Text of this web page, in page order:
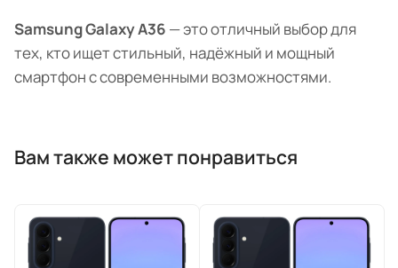
Samsung Galaxy A36 — это отличный выбор для
тех, кто ищет стильный, надёжный и мощный
смартфон с современными возможностями.
Вам также может понравиться